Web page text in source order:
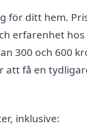
för ditt hem.
erfarenhet hos
300 och 600
att få en
inklusive: